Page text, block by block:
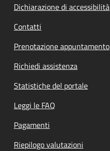
Dichiarazione di accessibilità
Contatti
Prenotazione appuntamento
Richiedi assistenza
Statistiche del portale
Leggi le FAQ
Pagamenti
Riepilogo valutazioni